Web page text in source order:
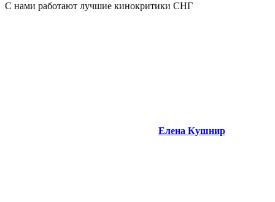
С нами работают лучшие кинокритики СНГ
Елена Кушнир